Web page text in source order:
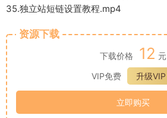
35.独立站短链设置教程.mp4
资源下载
下载价格 12 元
VIP免费
升级VIP
立即购买